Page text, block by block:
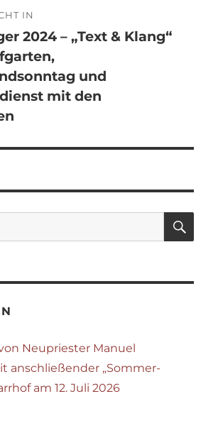
IN
2024 – „Text & Klang“
und
mit den
Neupriester Manuel
anschließender „Sommer-
am 12. Juli 2026